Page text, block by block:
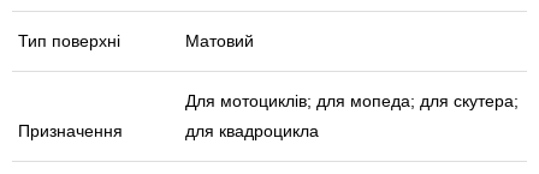
Тип поверхні Матовий
Призначення
Для мотоциклів; для мопеда; для скутера;
для квадроцикла